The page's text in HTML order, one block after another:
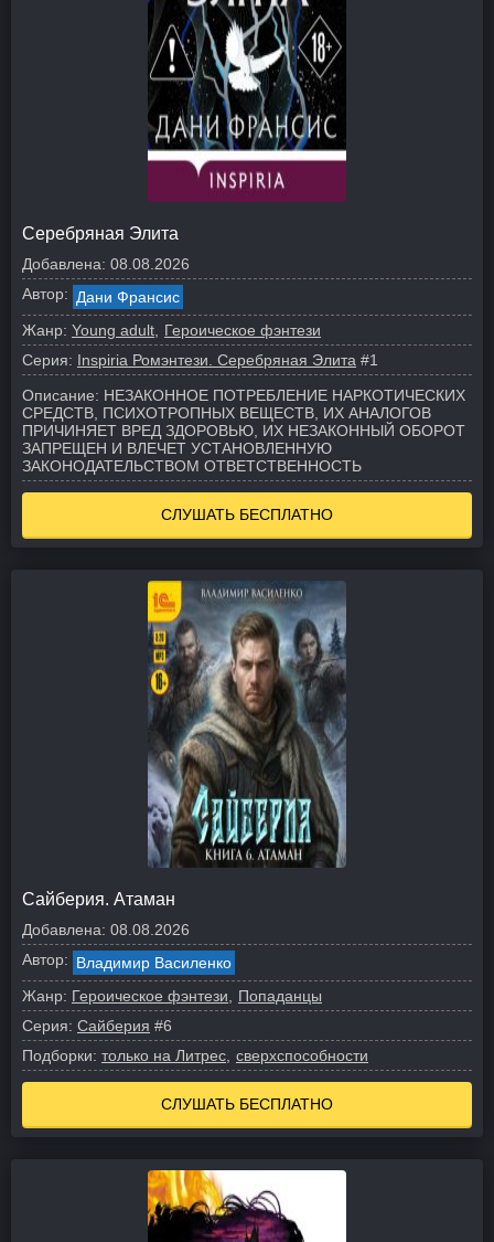
Серебряная Элита
Добавлена: 08.08.2026
Автор: Дани Франсис
Жанр: Young adult
Героическое фэнтези
Серия: Inspiria Ромэнтези. Серебряная Элита #1
Описание: НЕЗАКОННОЕ ПОТРЕБЛЕНИЕ НАРКОТИЧЕСКИХ
СРЕДСТВ, ПСИХОТРОПНЫХ ВЕЩЕСТВ, ИХ АНАЛОГОВ
ПРИЧИНЯЕТ ВРЕД ЗДОРОВЬЮ, ИХ НЕЗАКОННЫЙ ОБОРОТ
ЗАПРЕЩЕН И ВЛЕЧЕТ УСТАНОВЛЕННУЮ
ЗАКОНОДАТЕЛЬСТВОМ ОТВЕТСТВЕННОСТЬ
СЛУШАТЬ БЕСПЛАТНО
Сайберия. Атаман
Добавлена: 08.08.2026
Автор: Владимир Василенко
Жанр: Героическое фэнтези
Попаданцы
Серия: Сайберия #6
Подборки: только на Литрес сверхспособности
СЛУШАТЬ БЕСПЛАТНО